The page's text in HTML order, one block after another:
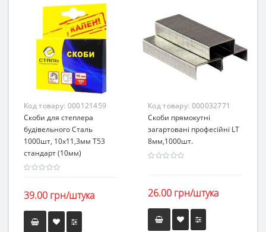
Код товару: 000121459
Скоби для степлера
будівельного Сталь
1000шт, 10х11,3мм Т53
стандарт (10мм)
39.00 грн/штука
Код товару: 000032771
Скоби прямокутні
загартовані професійні LT
8мм,1000шт.
26.00 грн/штука